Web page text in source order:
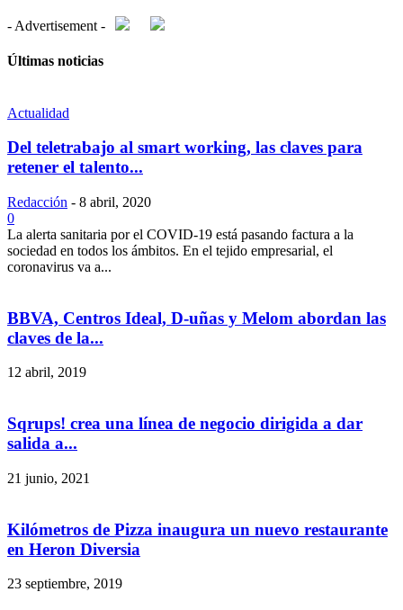
- Advertisement -
Últimas noticias
Actualidad
Del teletrabajo al smart working, las claves para
retener el talento...
Redacción - 8 abril, 2020
0
La alerta sanitaria por el COVID-19 está pasando factura a la
sociedad en todos los ámbitos. En el tejido empresarial, el
coronavirus va a...
BBVA, Centros Ideal, D-uñas y Melom abordan las
claves de la...
12 abril, 2019
Sqrups! crea una línea de negocio dirigida a dar
salida a...
21 junio, 2021
Kilómetros de Pizza inaugura un nuevo restaurante
en Heron Diversia
23 septiembre, 2019